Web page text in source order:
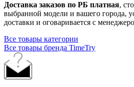
Доставка заказов по РБ платная,
выбранной модели и вашего города,
доставки и оговаривается с
Все товары категории
Все товары бренда TimeTry